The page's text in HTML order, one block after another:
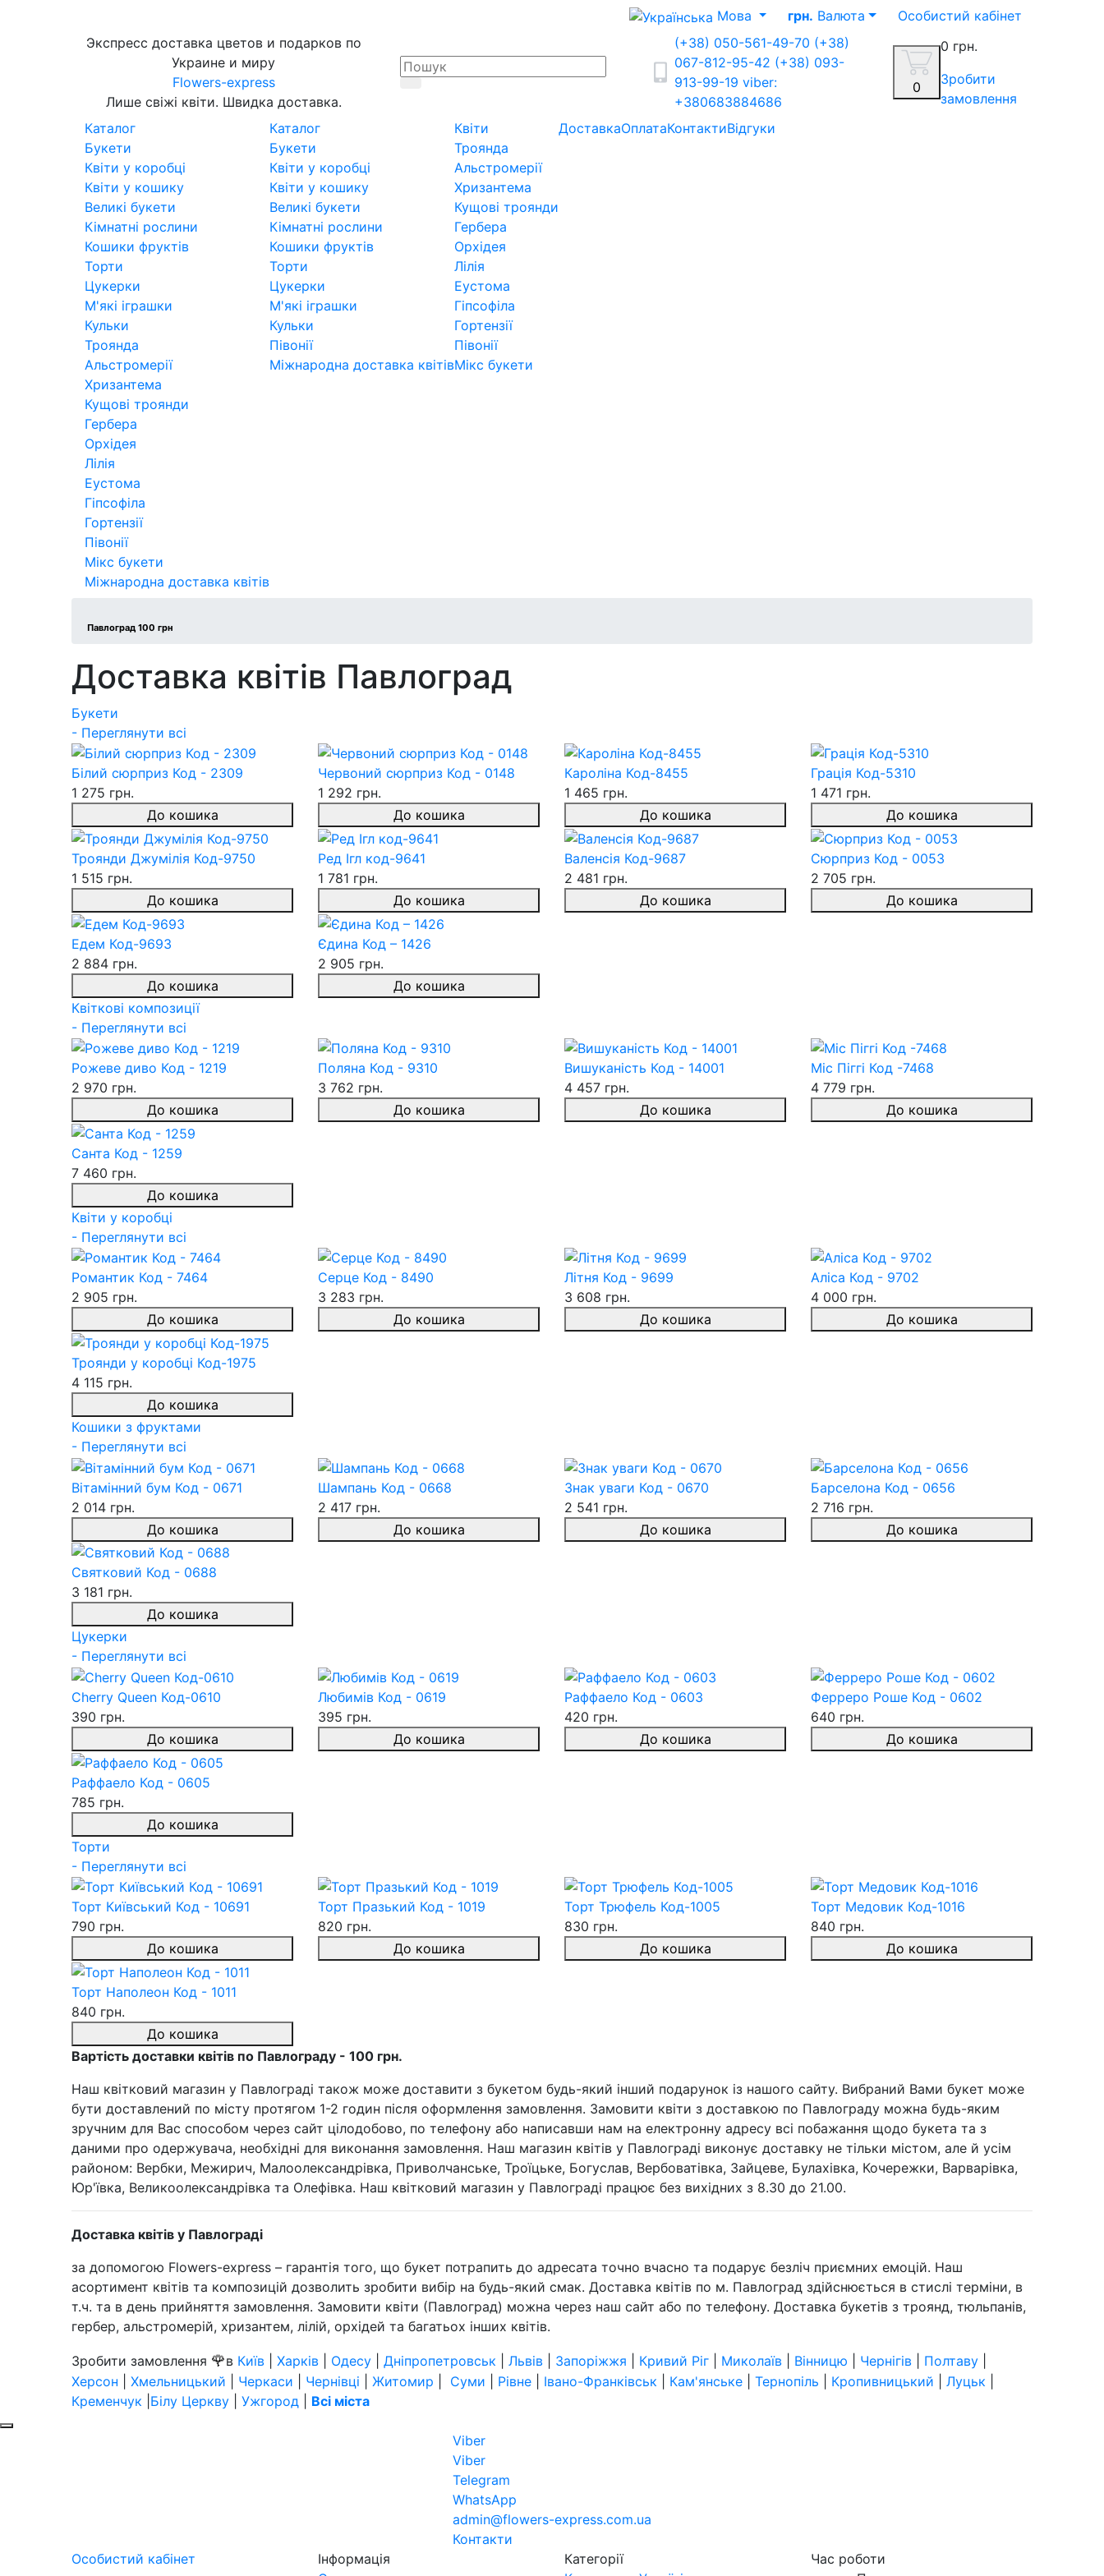
Мова грн. Валюта
Особистий кабінет
Экспресс доставка цветов и подарков по
Украине и миру
Flowers-express
Лише свіжі квіти. Швидка доставка.
(+38) 050-561-49-70 (+38)
067-812-95-42 (+38) 093-
913-99-19 viber:
+380683884686
0
0 грн.
Зробити
замовлення
Каталог
Букети
Квіти у коробці
Квіти у кошику
Великі букети
Кімнатні рослини
Кошики фруктів
Торти
Цукерки
М'які іграшки
Кульки
Троянда
Альстромерії
Хризантема
Кущові троянди
Гербера
Орхідея
Лілія
Еустома
Гіпсофіла
Гортензії
Півонії
Мікс букети
Міжнародна доставка квітів
Каталог
Букети
Квіти у коробці
Квіти у кошику
Великі букети
Кімнатні рослини
Кошики фруктів
Торти
Цукерки
М'які іграшки
Кульки
Півонії
Міжнародна доставка квітів
Квіти
Троянда
Альстромерії
Хризантема
Кущові троянди
Гербера
Орхідея
Лілія
Еустома
Гіпсофіла
Гортензії
Півонії
Мікс букети
ДоставкаОплатаКонтактиВідгуки
Павлоград 100 грн
Доставка квітів Павлоград
Букети
- Переглянути всі
Білий сюрприз Код - 2309
1 275 грн.
До кошика
Червоний сюрприз Код - 0148
1 292 грн.
До кошика
Кароліна Код-8455
1 465 грн.
До кошика
Грація Код-5310
1 471 грн.
До кошика
Троянди Джумілія Код-9750
1 515 грн.
До кошика
Ред Ігл код-9641
1 781 грн.
До кошика
Валенсія Код-9687
2 481 грн.
До кошика
Сюрприз Код - 0053
2 705 грн.
До кошика
Едем Код-9693
2 884 грн.
До кошика
Єдина Код – 1426
2 905 грн.
До кошика
Квіткові композиції
- Переглянути всі
Рожеве диво Код - 1219
2 970 грн.
До кошика
Поляна Код - 9310
3 762 грн.
До кошика
Вишуканість Код - 14001
4 457 грн.
До кошика
Міс Піггі Код -7468
4 779 грн.
До кошика
Санта Код - 1259
7 460 грн.
До кошика
Квіти у коробці
- Переглянути всі
Романтик Код - 7464
2 905 грн.
До кошика
Серце Код - 8490
3 283 грн.
До кошика
Літня Код - 9699
3 608 грн.
До кошика
Аліса Код - 9702
4 000 грн.
До кошика
Троянди у коробці Код-1975
4 115 грн.
До кошика
Кошики з фруктами
- Переглянути всі
Вітамінний бум Код - 0671
2 014 грн.
До кошика
Шампань Код - 0668
2 417 грн.
До кошика
Знак уваги Код - 0670
2 541 грн.
До кошика
Барселона Код - 0656
2 716 грн.
До кошика
Святковий Код - 0688
3 181 грн.
До кошика
Цукерки
- Переглянути всі
Cherry Queen Код-0610
390 грн.
До кошика
Любимів Код - 0619
395 грн.
До кошика
Раффаело Код - 0603
420 грн.
До кошика
Ферреро Роше Код - 0602
640 грн.
До кошика
Раффаело Код - 0605
785 грн.
До кошика
Торти
- Переглянути всі
Торт Київський Код - 10691
790 грн.
До кошика
Торт Празький Код - 1019
820 грн.
До кошика
Торт Трюфель Код-1005
830 грн.
До кошика
Торт Медовик Код-1016
840 грн.
До кошика
Торт Наполеон Код - 1011
840 грн.
До кошика
Вартість доставки квітів по Павлограду - 100 грн.
Наш квітковий магазин у Павлограді також може доставити з букетом будь-який інший подарунок із нашого сайту. Вибраний Вами букет може
бути доставлений по місту протягом 1-2 годин після оформлення замовлення. Замовити квіти з доставкою по Павлограду можна будь-яким
зручним для Вас способом через сайт цілодобово, по телефону або написавши нам на електронну адресу всі побажання щодо букета та з
даними про одержувача, необхідні для виконання замовлення. Наш магазин квітів у Павлограді виконує доставку не тільки містом, але й усім
районом: Вербки, Межирич, Малоолександрівка, Приволчанське, Троїцьке, Богуслав, Вербоватівка, Зайцеве, Булахівка, Кочережки, Варварівка,
Юр'ївка, Великоолександрівка та Олефівка. Наш квітковий магазин у Павлограді працює без вихідних з 8.30 до 21.00.
Доставка квітів у Павлограді
за допомогою Flowers-express – гарантія того, що букет потрапить до адресата точно вчасно та подарує безліч приємних емоцій. Наш
асортимент квітів та композицій дозволить зробити вибір на будь-який смак. Доставка квітів по м. Павлоград здійснюється в стислі терміни, в
т.ч. та в день прийняття замовлення. Замовити квіти (Павлоград) можна через наш сайт або по телефону. Доставка букетів з троянд, тюльпанів,
гербер, альстромерій, хризантем, лілій, орхідей та багатьох інших квітів.
Зробити замовлення 🌹в Київ Харків Одесу Дніпропетровськ Львів Запоріжжя Кривий Ріг Миколаїв Вінницю Чернігів Полтаву
Херсон
Хмельницький Черкаси Чернівці Житомир Суми Рівне Івано-Франківськ Кам'янське Тернопіль Кропивницький Луцьк
Кременчук Білу Церкву Ужгород Всі міста
Viber
Viber
Telegram
WhatsApp
admin@flowers-express.com.ua
Контакти
Особистий кабінет
Інформація
Категорії
Час роботи